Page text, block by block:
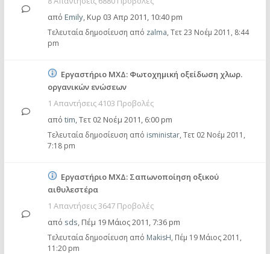
από Emily, Κυρ 03 Απρ 2011, 10:40 pm
Τελευταία δημοσίευση από zalma, Τετ 23 Νοέμ 2011, 8:44
pm
Εργαστήριο ΜΧΔ: Φωτοχημική οξείδωση χλωρ.
οργανικών ενώσεων
1 Απαντήσεις 4103 Προβολές
από tim,Τετ 02 Νοέμ 2011, 6:00 pm
Τελευταία δημοσίευση από isministar, Τετ 02 Νοέμ 2011,
7:18 pm
Εργαστήριο ΜΧΔ: Σαπωνοποίηση οξικού
αιθυλεστέρα
1 Απαντήσεις 3647 Προβολές
από sds, Πέμ 19 Μάιος 2011, 7:36 pm
Τελευταία δημοσίευση από MakisH, Πέμ 19 Μάιος 2011,
11:20 pm